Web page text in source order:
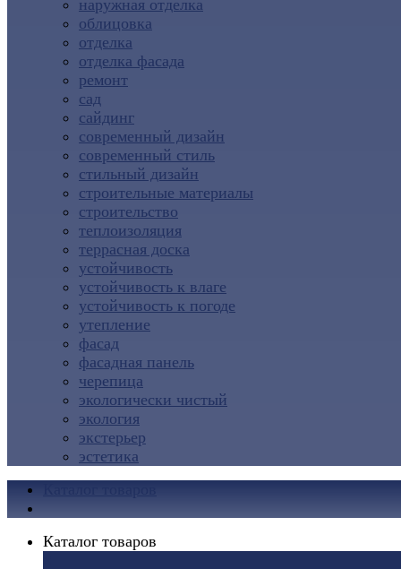
наружная отделка
облицовка
отделка
отделка фасада
ремонт
сад
сайдинг
современный дизайн
современный стиль
стильный дизайн
строительные материалы
строительство
теплоизоляция
террасная доска
устойчивость
устойчивость к влаге
устойчивость к погоде
утепление
фасад
фасадная панель
черепица
экологически чистый
экология
экстерьер
эстетика
Каталог товаров